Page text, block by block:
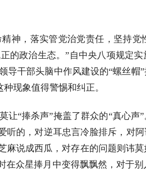
神，落实管党治党责任，坚持
政治生态。”自中央八项规定
干部头脑中作风建设的“螺丝帽
现象值得警惕和纠正。
“捧杀声”掩盖了群众的“真心声
的，对逆耳忠言冷脸排斥，对
说成西瓜，对存在的问题则讳
众星捧月中变得飘飘然，对于